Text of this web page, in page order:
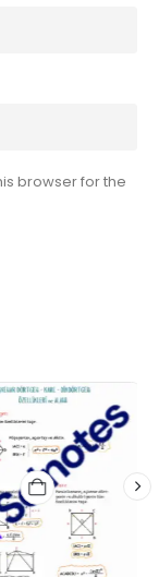
browser for the